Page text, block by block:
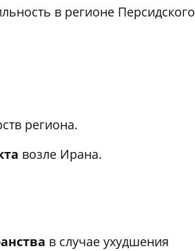
в регионе Персидского
региона.
возле Ирана.
в случае ухудшения